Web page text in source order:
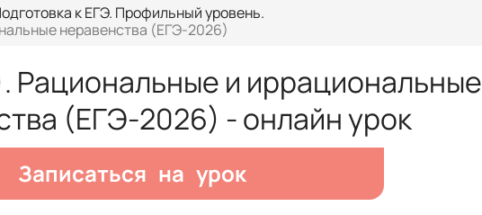
к ЕГЭ. Профильный уровень.
неравенства (ЕГЭ-2026)
Рациональные и иррациональные
(ЕГЭ-2026) - онлайн урок
Записаться на урок